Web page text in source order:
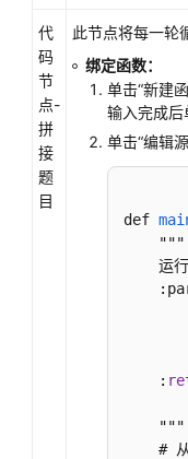
代
码
节
点-
拼
接
题
目
此节点将每一轮
绑定函数：
单击“新建
输入完成后
单击“编辑
def
    """
运
    :
    """
#